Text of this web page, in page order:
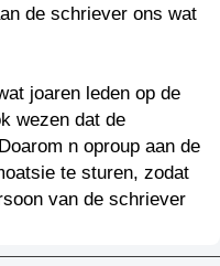
de schriever ons wat
joaren leden op de
wezen dat de
n oproup aan de
te sturen, zodat
van de schriever